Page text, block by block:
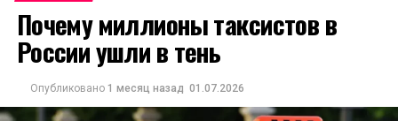
Почему миллионы таксистов в
России ушли в тень
Опубликовано 1 месяц назад 01.07.2026